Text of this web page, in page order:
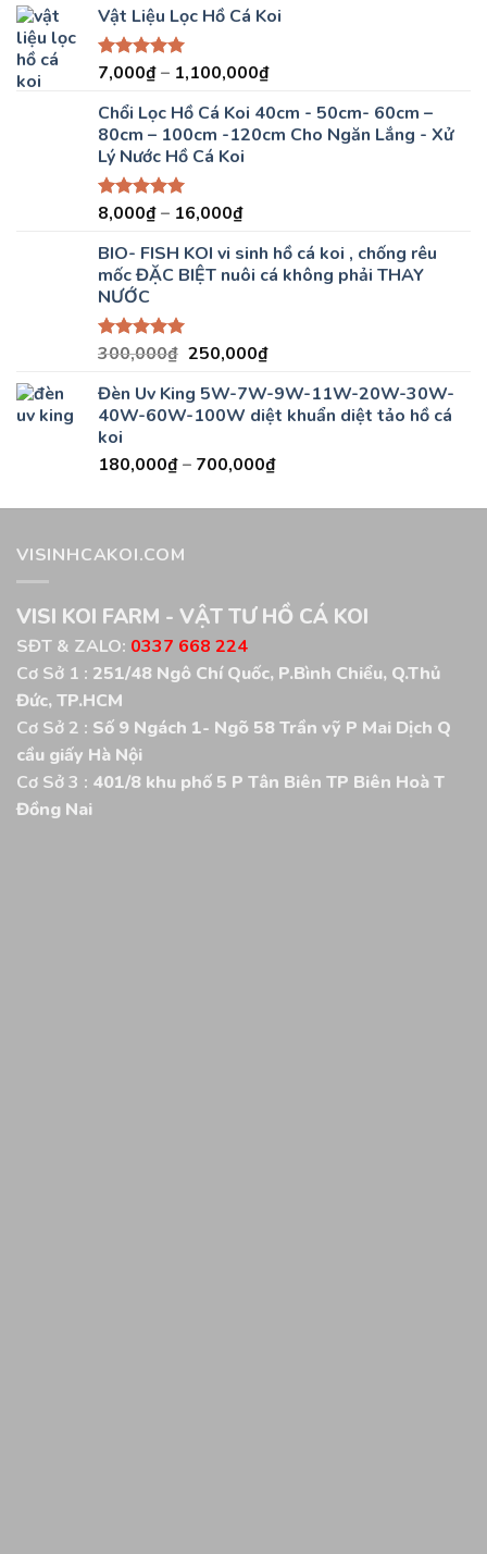
Vật Liệu Lọc Hồ Cá Koi
Được xếp
5 sao
7,000₫– 1,100,000₫
Chổi Lọc Hồ Cá Koi 40cm - 50cm- 60cm –
80cm – 100cm -120cm Cho Ngăn Lắng - Xử
Lý Nước Hồ Cá Koi
Được xếp
5 sao
8,000₫– 16,000₫
BIO- FISH KOI vi sinh hồ cá koi , chống rêu
mốc ĐẶC BIỆT nuôi cá không phải THAY
NƯỚC
Được xếp
5 sao
300,000₫ Giá
là:
300,000₫.
250,000₫Giá
tại
là:
Đèn Uv King 5W-7W-9W-11W-20W-30W-
40W-60W-100W diệt khuẩn diệt tảo hồ cá
koi
180,000₫– 700,000₫
VISINHCAKOI.COM
VISI KOI FARM - VẬT TƯ HỒ CÁ KOI
SĐT & ZALO: 0337 668 224
Cơ Sở 1 : 251/48 Ngô Chí Quốc, P.Bình Chiểu, Q.Thủ
Đức, TP.HCM
Cơ Sở 2 : Số 9 Ngách 1- Ngõ 58 Trần vỹ P Mai Dịch Q
cầu giấy Hà Nội
Cơ Sở 3 : 401/8 khu phố 5 P Tân Biên TP Biên Hoà T
Đồng Nai